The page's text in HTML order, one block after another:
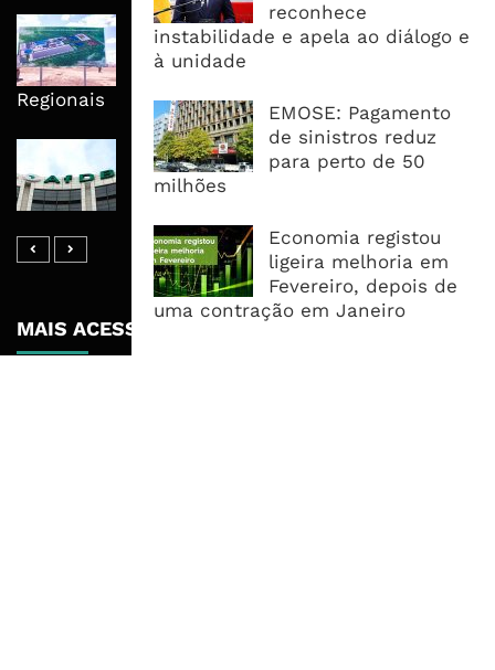
reconhece
instabilidade e apela ao diálogo e
à unidade
EMOSE: Pagamento
de sinistros reduz
para perto de 50
milhões
Economia registou
ligeira melhoria em
Fevereiro, depois de
uma contração em Janeiro
Nova Capacidade Cimenteira Coloca
Moçambique No Caminho Da Auto-
Suficiência E Das Exportações
Regionais
AfDB Aprova US$265 Milhões E
Acelera Ligação Da Zâmbia Ao
Corredor Do Lobito
MAIS ACESSADOS